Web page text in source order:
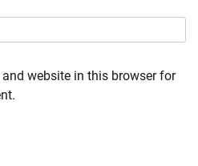
website in this browser for